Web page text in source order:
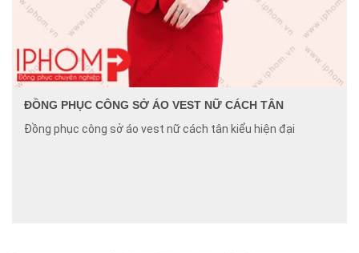
ĐỒNG PHỤC CÔNG SỞ ÁO VEST NỮ CÁCH TÂN
Đồng phục công sở áo vest nữ cách tân kiểu hiện đại